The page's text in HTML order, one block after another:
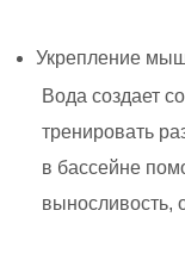
Укрепление
Вода создает
тренировать
в бассейне
выносливость,